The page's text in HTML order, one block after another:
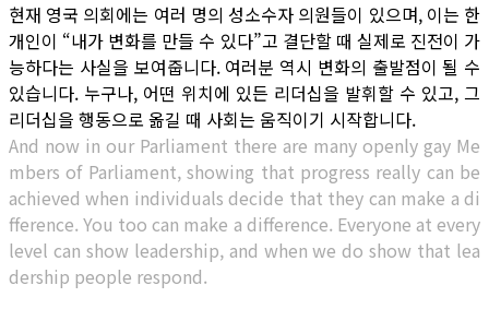
현재 영국 의회에는 여러 명의 성소수자 의원들이 있으며, 이는 한
개인이 “내가 변화를 만들 수 있다”고 결단할 때 실제로 진전이 가
능하다는 사실을 보여줍니다. 여러분 역시 변화의 출발점이 될 수
있습니다. 누구나, 어떤 위치에 있든 리더십을 발휘할 수 있고, 그
리더십을 행동으로 옮길 때 사회는 움직이기 시작합니다.
And now in our Parliament there are many openly gay Me
mbers of Parliament, showing that progress really can be
achieved when individuals decide that they can make a di
fference. You too can make a difference. Everyone at every
level can show leadership, and when we do show that lea
dership people respond.